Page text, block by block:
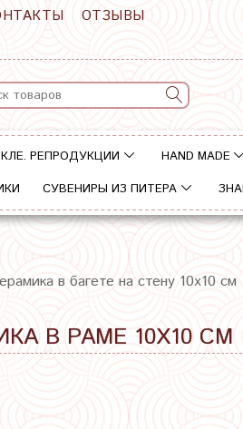
ОТЗЫВЫ
РЕПРОДУКЦИИ HAND MADE
СУВЕНИРЫ ИЗ ПИТЕРА
в багете на стену 10х10 см
В РАМЕ 10Х10 СМ